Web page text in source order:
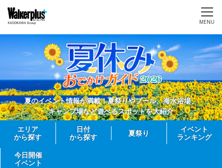
MENU
夏のイベント情報が満載！夏祭りやプール、海水浴場、
キャンプ場など遊べるスポットを大紹介
エリア
から探す
日付
から探す
夏祭り
イベント
ランキング
今日開催
イベント